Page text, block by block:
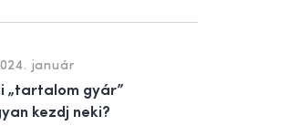
január
„tartalom gyár”
kezdj neki?